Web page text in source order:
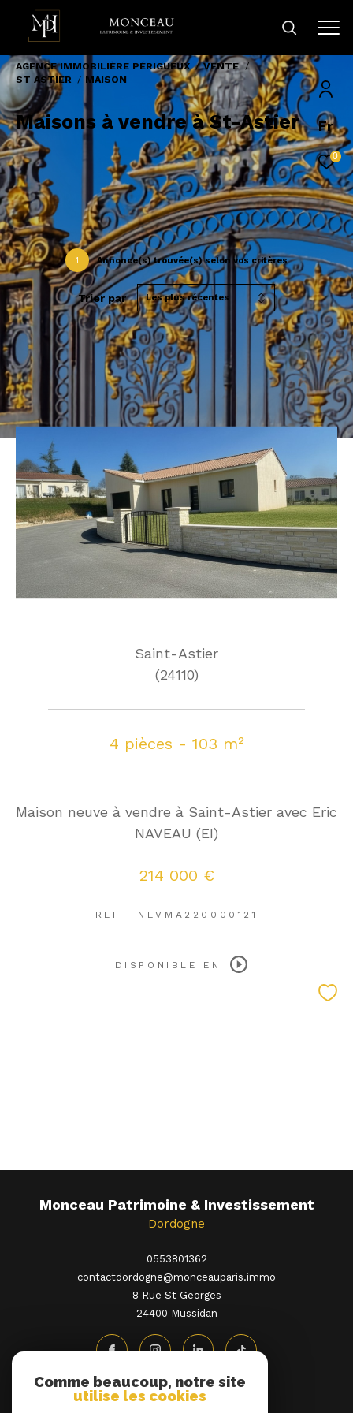
Fr
0
AGENCE IMMOBILIÈRE PÉRIGUEUX
VENTE
ST ASTIER
MAISON
Maisons à vendre à St-Astier
1 Annonce(s) trouvée(s) selon vos critères
Trier par Les plus récentes
Saint-Astier
(24110)
4 pièces - 103 m²
Maison neuve à vendre à Saint-Astier avec Eric
NAVEAU (EI)
214 000 €
REF : NEVMA220000121
DISPONIBLE EN
Monceau Patrimoine & Investissement
Dordogne
0553801362
contactdordogne@monceauparis.immo
8 Rue St Georges
24400
mussidan
Comme beaucoup, notre site
utilise les cookies